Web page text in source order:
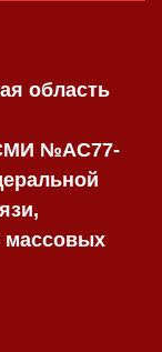
область
№AC77-
массовых